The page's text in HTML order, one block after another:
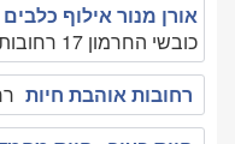
אורן מנור אילוף כלבים
כובשי החרמון 17 רחובות רחובות , 054-5461577
רחובות אוהבת חיות